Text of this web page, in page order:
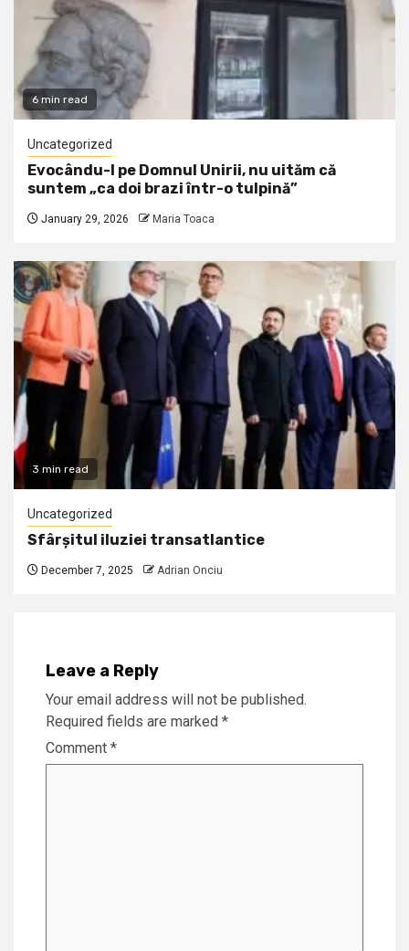
6 min read
Uncategorized
Evocându-l pe Domnul Unirii, nu uităm că
suntem „ca doi brazi într-o tulpină”
January 29, 2026 Maria Toaca
3 min read
Uncategorized
Sfârșitul iluziei transatlantice
December 7, 2025 Adrian Onciu
Leave a Reply
Your email address will not be published.
Required fields are marked *
Comment *